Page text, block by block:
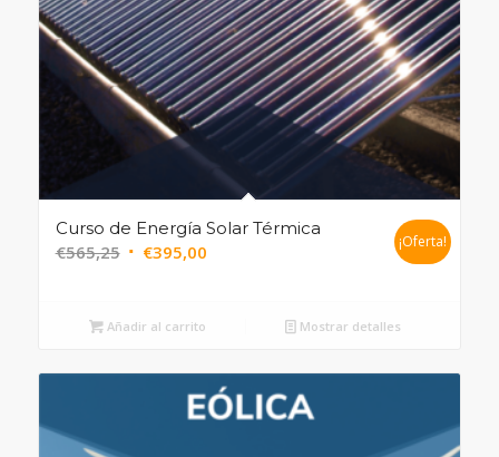
Curso de Energía Solar Térmica
€565,25 €395,00 ¡Oferta!
Añadir al carrito Mostrar detalles